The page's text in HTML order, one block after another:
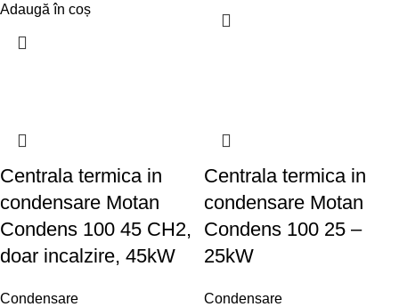
Adaugă în coș
Centrala termica in
condensare Motan
Condens 100 45 CH2,
doar incalzire, 45kW
Condensare
Centrala termica in
condensare Motan
Condens 100 25 –
25kW
Condensare